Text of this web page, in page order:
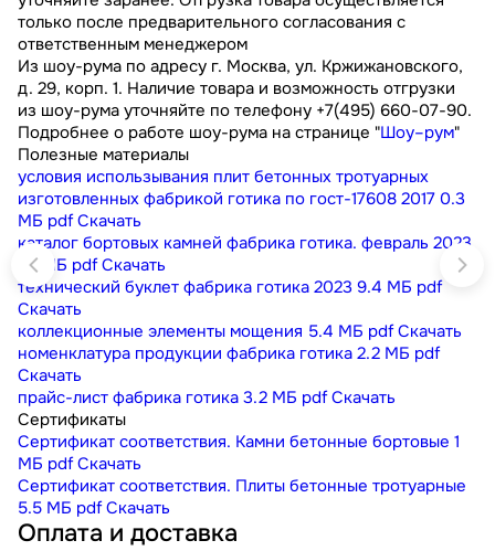
только после предварительного согласования с
ответственным менеджером
Из шоу-рума по адресу г. Москва, ул. Кржижановского,
д. 29, корп. 1. Наличие товара и возможность отгрузки
из шоу-рума уточняйте по телефону +7(495) 660-07-90.
Подробнее о работе шоу-рума на странице "Шоу–рум"
Полезные материалы
условия использывания плит бетонных тротуарных
изготовленных фабрикой готика по гост-17608 2017 0.3
МБ pdf Скачать
каталог бортовых камней фабрика готика. февраль 2023
9.1 МБ pdf Скачать
технический буклет фабрика готика 2023 9.4 МБ pdf
Скачать
коллекционные элементы мощения 5.4 МБ pdf Скачать
номенклатура продукции фабрика готика 2.2 МБ pdf
Скачать
прайс-лист фабрика готика 3.2 МБ pdf Скачать
Сертификаты
Сертификат соответствия. Камни бетонные бортовые 1
МБ pdf Скачать
Сертификат соответствия. Плиты бетонные тротуарные
5.5 МБ pdf Скачать
Оплата и доставка